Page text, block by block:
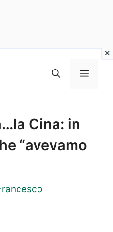
Menu
Cina: in
“avevamo